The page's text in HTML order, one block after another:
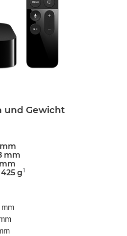
und Gewicht
mm
g1
mm